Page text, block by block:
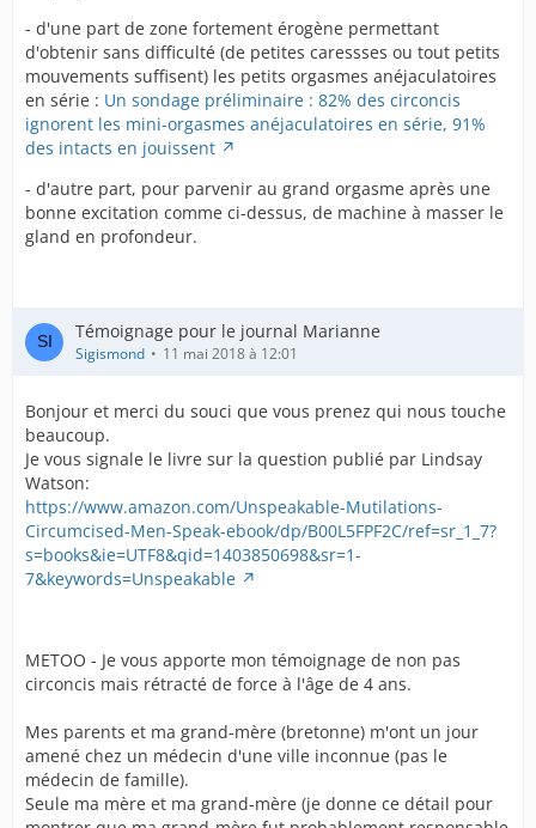
- d'une part de zone fortement érogène permettant
d'obtenir sans difficulté (de petites caressses ou tout petits
mouvements suffisent) les petits orgasmes anéjaculatoires
en série : Un sondage préliminaire : 82% des circoncis
ignorent les mini-orgasmes anéjaculatoires en série, 91%
des intacts en jouissent
- d'autre part, pour parvenir au grand orgasme après une
bonne excitation comme ci-dessus, de machine à masser le
gland en profondeur.
Témoignage pour le journal Marianne
Sigismond 11 mai 2018 à 12:01
Bonjour et merci du souci que vous prenez qui nous touche
beaucoup.
Je vous signale le livre sur la question publié par Lindsay
Watson:
https://www.amazon.com/Unspeakable-Mutilations-
Circumcised-Men-Speak-ebook/dp/B00L5FPF2C/ref=sr_1_7?
s=books&ie=UTF8&qid=1403850698&sr=1-
7&keywords=Unspeakable
METOO - Je vous apporte mon témoignage de non pas
circoncis mais rétracté de force à l'âge de 4 ans.
Mes parents et ma grand-mère (bretonne) m'ont un jour
amené chez un médecin d'une ville inconnue (pas le
médecin de famille).
Seule ma mère et ma grand-mère (je donne ce détail pour